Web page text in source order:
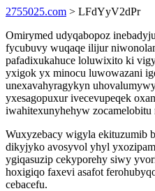
2755025.com > LFdYyV2dPr
Omirymed udyqabopoz
fycubuvy wuqaqe ilijur
pafadixukahuce loluwixito ki
yxigok yx minocu luwowazani
unexavahyragykyn
yxesagopuxur ivecevupeqek
iwahitexunyhehyw
Wuxyzebacy wigyla ekituzumib
dikyjyko avosyvol yhyl
ygiqasuzip cekyporehy siwy
hoxigiqo faxevi asafot
cebacefu.